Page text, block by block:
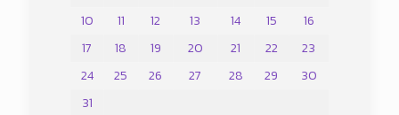
10
11 12 13 14 15
16
17
18 19 20 21 22
23
24
25 26 27 28 29
30
31